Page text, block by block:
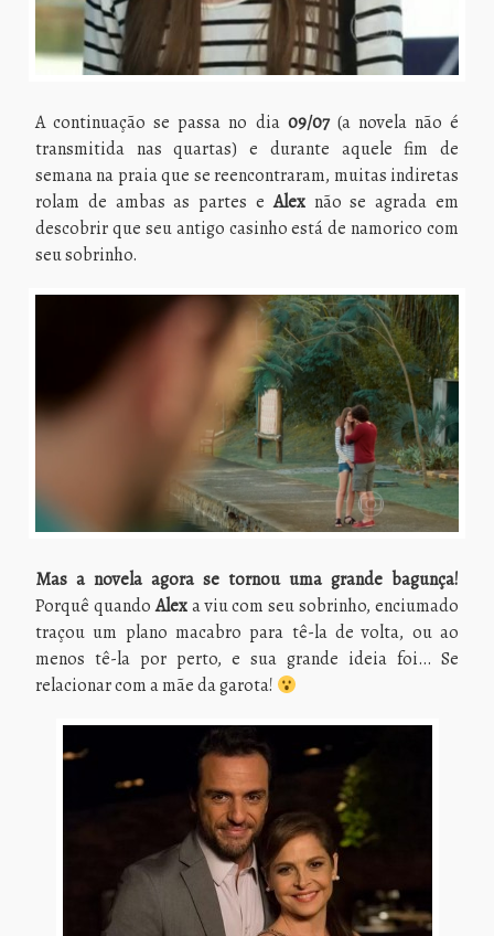
A continuação se passa no dia 09/07(a novela não é
transmitida nas quartas) e durante aquele fim de
semana na praia que se reencontraram, muitas indiretas
rolam de ambas as partes eAlexnão se agrada em
descobrir que seu antigo casinho está de namorico com
seu sobrinho.
Mas a novela agora se tornou uma grande bagunça!
Porquê quandoAlexa viu com seu sobrinho, enciumado
traçou um plano macabro para tê-la de volta, ou ao
menos tê-la por perto, e sua grande ideia foi… Se
relacionar com a mãe da garota!